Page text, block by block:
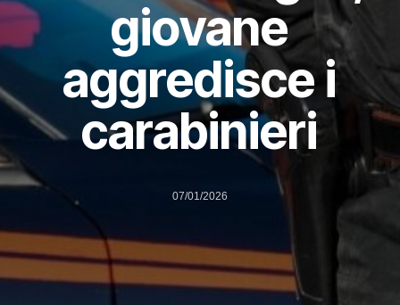
giovane
aggredisce i
carabinieri
07/01/2026